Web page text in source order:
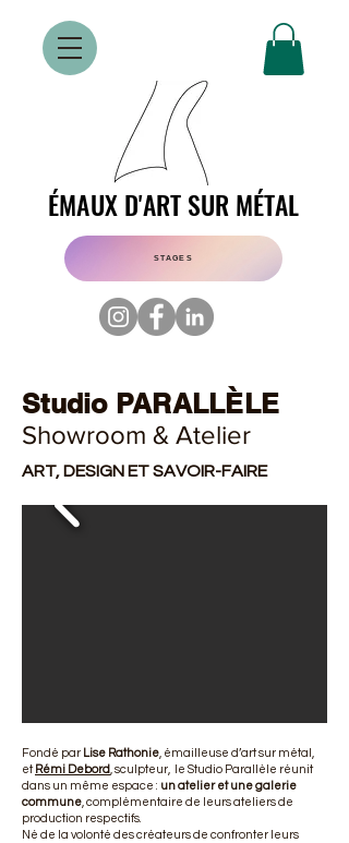
ÉMAUX D'ART SUR MÉTAL
ÉMAUX D'ART SUR MÉTAL
STAGES
Studio PARALLÈLE
Showroom & Atelier
ART, DESIGN ET SAVOIR-FAIRE
Fondé par Lise Rathonie , émailleuse d’art sur métal,
et Rémi Debord , sculpteur, le Studio Parallèle réunit
dans un même espace : un atelier et une galerie
commune , complémentaire de leurs ateliers de
production respectifs.
Né de la volonté des créateurs de confronter leurs